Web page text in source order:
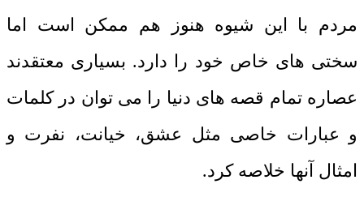
مردم با این شیوه هنوز هم ممکن است اما
سختی های خاص خود را دارد. بسیاری معتقدند
عصاره تمام قصه های دنیا را می توان در کلمات
و عبارات خاصی مثل عشق، خیانت، نفرت و
امثال آنها خلاصه کرد.